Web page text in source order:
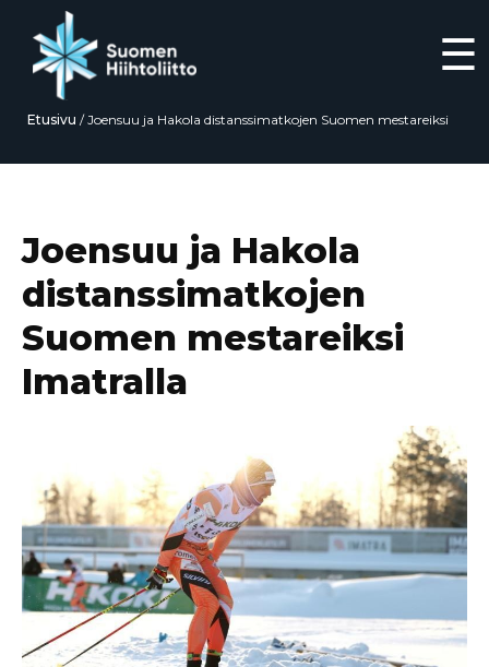
☰
Etusivu /Joensuu ja Hakola distanssimatkojen Suomen mestareiksi
Joensuu ja Hakola
distanssimatkojen
Suomen mestareiksi
Imatralla